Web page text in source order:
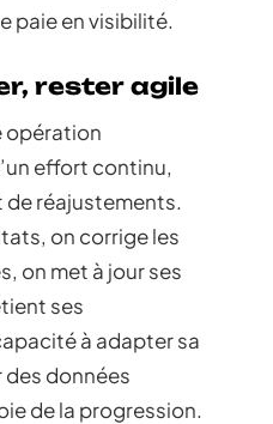
paie en visibilité.
rester agile
opération
effort continu,
de réajustements.
on corrige les
on met à jour ses
ses
à adapter sa
données
de la progression.